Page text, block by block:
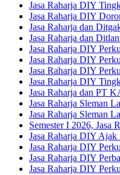
Jasa Raharja DIY
Jasa Raharja DIY
Jasa Raharja dan
Jasa Raharja dan
Jasa Raharja DIY
Jasa Raharja DIY
Jasa Raharja DIY
Jasa Raharja DIY
Jasa Raharja dan PT
Jasa Raharja Sleman
Jasa Raharja Sleman
Semester I 2026, Jasa
Jasa Raharja DIY
Jasa Raharja DIY
Jasa Raharja DIY
Jasa Raharja DIY